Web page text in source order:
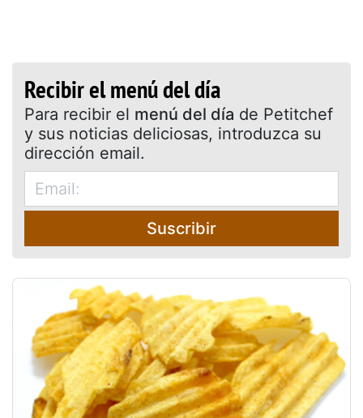
Recibir el menú del día
Para recibir el menú del día de Petitchef
y sus noticias deliciosas, introduzca su
dirección email.
Suscribir